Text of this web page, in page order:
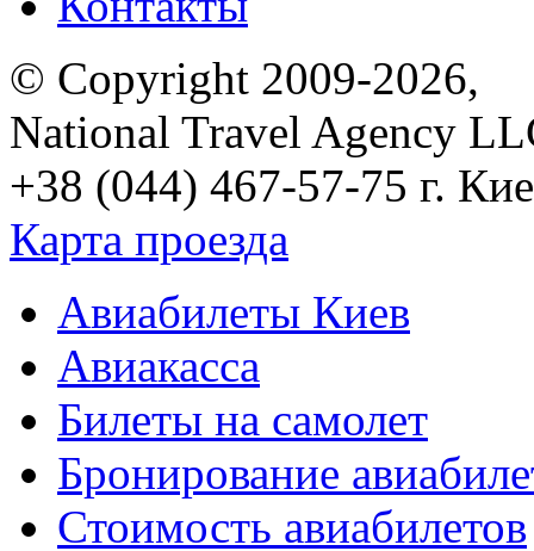
© Copyright 2009-2026,
National Travel Agency
+38 (044) 467-57-75 г.
Карта проезда
Авиабилеты Киев
Авиакасса
Билеты на самолет
Бронирование
Стоимость авиабилетов